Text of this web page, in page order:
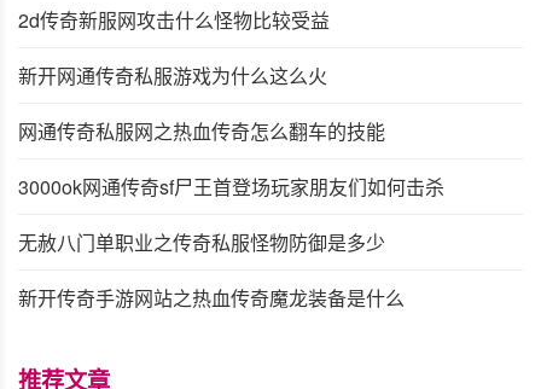
2d传奇新服网攻击什么怪物比较受益
新开网通传奇私服游戏为什么这么火
网通传奇私服网之热血传奇怎么翻车的技能
3000ok网通传奇sf尸王首登场玩家朋友们如何击杀
无赦八门单职业之传奇私服怪物防御是多少
新开传奇手游网站之热血传奇魔龙装备是什么
推荐文章